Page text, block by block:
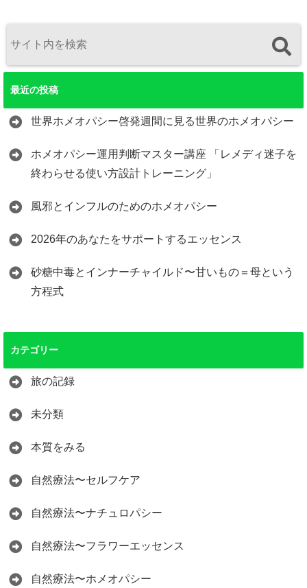
最近の投稿
世界ホメオパシー啓発週間に見る世界のホメオパシー
ホメオパシー運用判断マスター講座 「レメディ迷子を
終わらせる使い方設計トレーニング」
風邪とインフルのためのホメオパシー
2026年のあなたをサポートするエッセンス
砂糖中毒とインナーチャイルド〜甘いもの＝母という
方程式
カテゴリー
旅の記録
未分類
本質をみる
自然療法〜セルフケア
自然療法〜ナチュロパシー
自然療法〜フラワーエッセンス
自然療法〜ホメオパシー